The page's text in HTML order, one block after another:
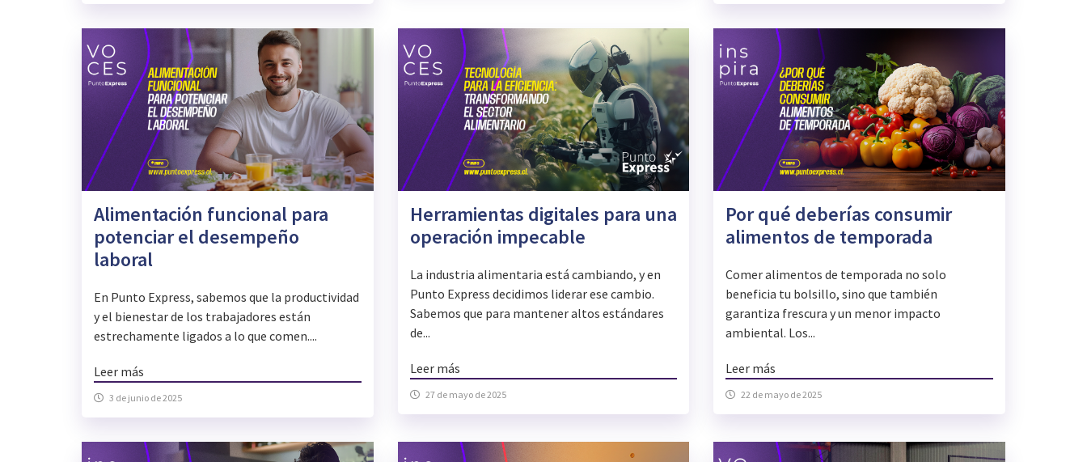
Alimentación funcional para
potenciar el desempeño
laboral
En Punto Express, sabemos que la productividad
y el bienestar de los trabajadores están
estrechamente ligados a lo que comen....
Leer más
3 de junio de 2025
Herramientas digitales para una
operación impecable
La industria alimentaria está cambiando, y en
Punto Express decidimos liderar ese cambio.
Sabemos que para mantener altos estándares
de...
Leer más
27 de mayo de 2025
Por qué deberías consumir
alimentos de temporada
Comer alimentos de temporada no solo
beneficia tu bolsillo, sino que también
garantiza frescura y un menor impacto
ambiental. Los...
Leer más
22 de mayo de 2025